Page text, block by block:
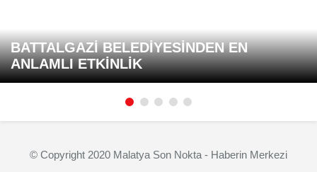
BATTALGAZİ BELEDİYESİNDEN EN
ANLAMLI ETKİNLİK
© Copyright 2020 Malatya Son Nokta - Haberin Merkezi